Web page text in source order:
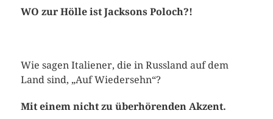
WO zur Hölle ist Jacksons Poloch?!
Wie sagen Italiener, die in Russland auf dem
Land sind, „Auf Wiedersehn“?
Mit einem nicht zu überhörenden Akzent.